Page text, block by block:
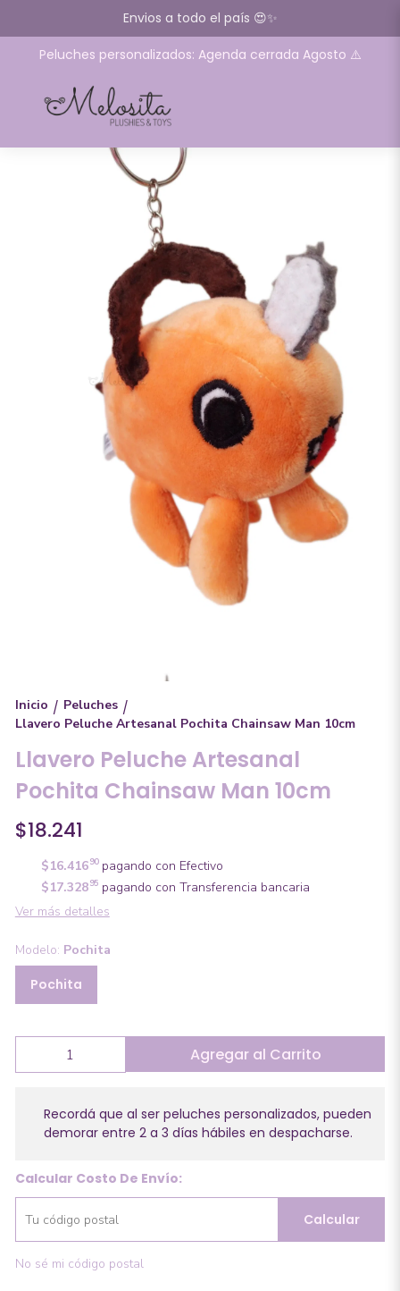
Envios a todo el país 😍✨
Peluches personalizados: Agenda cerrada Agosto ⚠️
Inicio / Peluches /
Llavero Peluche Artesanal Pochita Chainsaw Man 10cm
Llavero Peluche Artesanal
Pochita Chainsaw Man 10cm
$18.241
$16.41690pagando con Efectivo
$17.32895pagando con Transferencia bancaria
Ver más detalles
Modelo: Pochita
Pochita
Agregar al Carrito
Recordá que al ser peluches personalizados, pueden
demorar entre 2 a 3 días hábiles en despacharse.
Calcular Costo De Envío:
Calcular
No sé mi código postal